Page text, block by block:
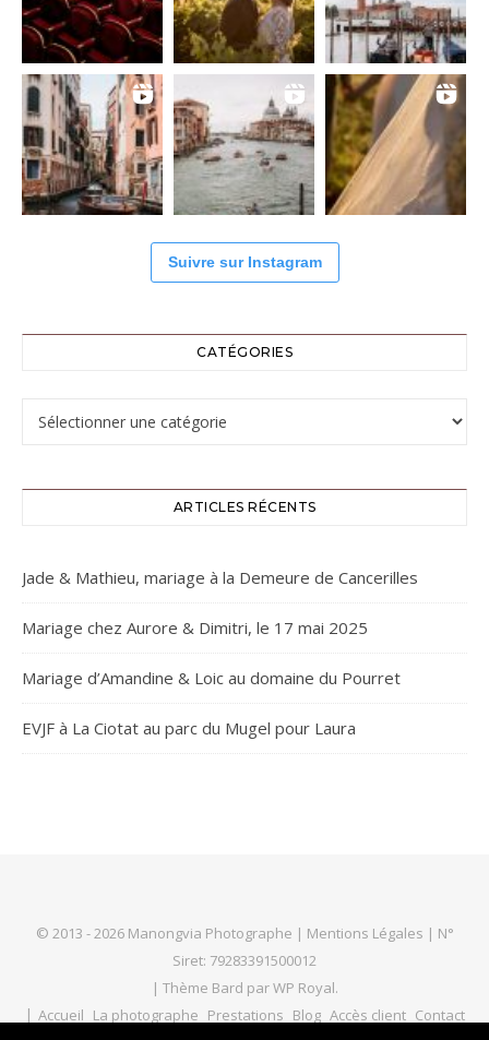
Suivre sur Instagram
CATÉGORIES
Catégories
ARTICLES RÉCENTS
Jade & Mathieu, mariage à la Demeure de Cancerilles
Mariage chez Aurore & Dimitri, le 17 mai 2025
Mariage d’Amandine & Loic au domaine du Pourret
EVJF à La Ciotat au parc du Mugel pour Laura
© 2013 - 2026 Manongvia Photographe | Mentions Légales | N°
Siret: 79283391500012
| Thème Bard parWP Royal.
Accueil La photographe Prestations Blog Accès client Contact